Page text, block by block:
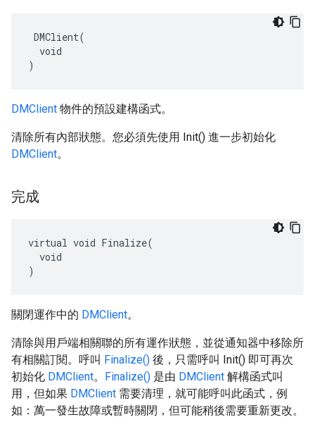
DMClient(
  void
)
DMClient 物件的預設建構函式。
清除所有內部狀態。您必須先使用 Init() 進一步初始化
DMClient。
完成
virtual void Finalize(
  void
)
關閉運作中的 DMClient。
清除與用戶端相關聯的所有運作狀態，並從通知器中移除所
有相關訂閱。呼叫 Finalize() 後，只需呼叫 Init() 即可再次
初始化 DMClient。 Finalize() 是由 DMClient 解構函式叫
用，但如果 DMClient 需要清理，就可能呼叫此函式，例
如：萬一發生故障或暫時關閉，但可能稍後需要重新更改。